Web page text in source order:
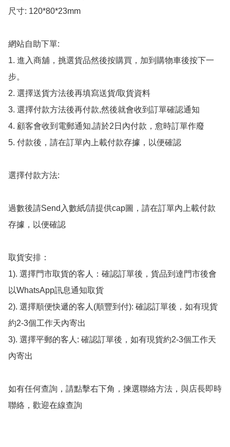
尺寸: 120*80*23mm
網站自助下單:
1. 進入商舖，挑選貨品然後按購買，加到購物車後按下一
步。
2. 選擇送貨方法後再填寫送貨/取貨資料
3. 選擇付款方法後再付款,然後就會收到訂單確認通知
4. 顧客會收到電郵通知,請於2日內付款，愈時訂單作廢
5. 付款後，請在訂單內上載付款存據，以便確認
選擇付款方法:
過數後請Send入數紙/請提供cap圖，請在訂單內上載付款
存據，以便確認
取貨安排：
1). 選擇門市取貨的客人：確認訂單後，貨品到達門市後會
以WhatsApp訊息通知取貨
2). 選擇順便快遞的客人(順豐到付): 確認訂單後，如有現貨
約2-3個工作天內寄出
3). 選擇平郵的客人: 確認訂單後，如有現貨約2-3個工作天
內寄出
如有任何查詢，請點擊右下角，揀選聯絡方法，與店長即時
聯絡，歡迎在線查詢